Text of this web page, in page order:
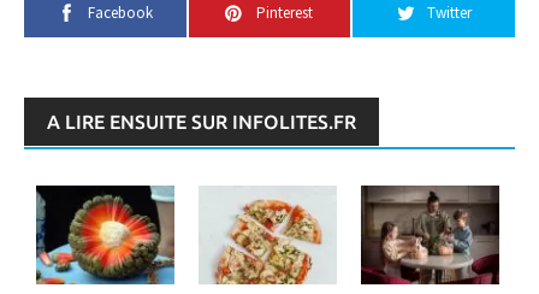
Facebook Pinterest Twitter
A LIRE ENSUITE SUR INFOLITES.FR